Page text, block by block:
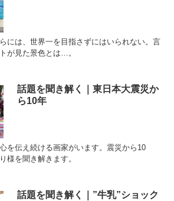
には、世界一を目指さずにはいられない。言
が見た景色とは…。
話題を聞き解く｜東日本大震災か
ら10年
を伝え続ける画家がいます。震災から10
様を聞き解きます。
話題を聞き解く｜”牛乳”ショック